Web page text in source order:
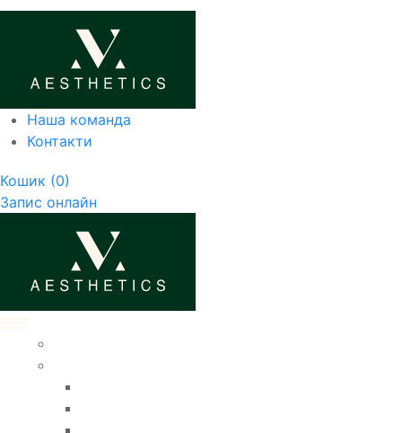
Наша команда
Контакти
Кошик (0)
Запис онлайн